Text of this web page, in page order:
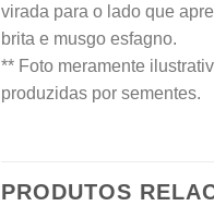
virada para o lado que
brita e musgo esfagno.
** Foto meramente
produzidas por sementes.
PRODUTOS